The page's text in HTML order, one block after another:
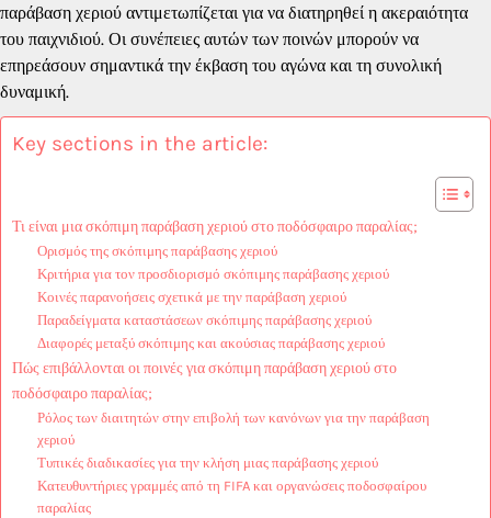
παράβαση χεριού αντιμετωπίζεται για να διατηρηθεί η ακεραιότητα
του παιχνιδιού. Οι συνέπειες αυτών των ποινών μπορούν να
επηρεάσουν σημαντικά την έκβαση του αγώνα και τη συνολική
δυναμική.
Key sections in the article:
Τι είναι μια σκόπιμη παράβαση χεριού στο ποδόσφαιρο παραλίας;
Ορισμός της σκόπιμης παράβασης χεριού
Κριτήρια για τον προσδιορισμό σκόπιμης παράβασης χεριού
Κοινές παρανοήσεις σχετικά με την παράβαση χεριού
Παραδείγματα καταστάσεων σκόπιμης παράβασης χεριού
Διαφορές μεταξύ σκόπιμης και ακούσιας παράβασης χεριού
Πώς επιβάλλονται οι ποινές για σκόπιμη παράβαση χεριού στο
ποδόσφαιρο παραλίας;
Ρόλος των διαιτητών στην επιβολή των κανόνων για την παράβαση
χεριού
Τυπικές διαδικασίες για την κλήση μιας παράβασης χεριού
Κατευθυντήριες γραμμές από τη FIFA και οργανώσεις ποδοσφαίρου
παραλίας